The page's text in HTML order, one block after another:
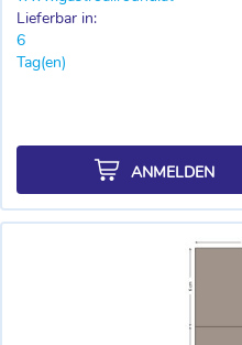
Lieferbar in:
6
Tag(en)
ANMELDEN